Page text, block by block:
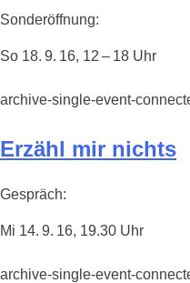
Sonderöffnung:
So 18. 9. 16, 12 – 18 Uhr
archive-single-event-
Erzähl mir nichts
Gespräch:
Mi 14. 9. 16, 19.30 Uhr
archive-single-event-